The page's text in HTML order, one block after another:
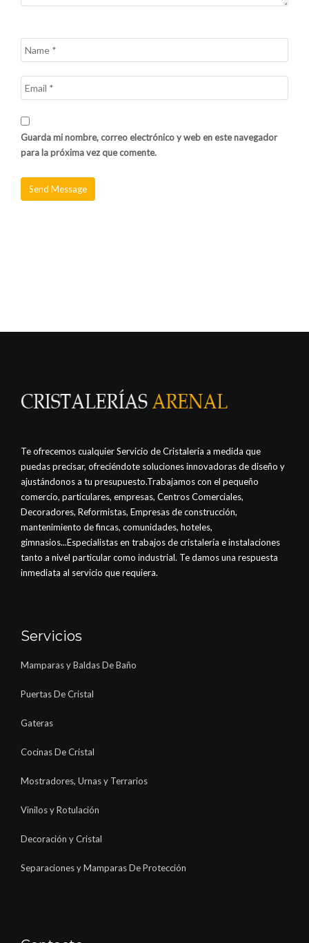
Guarda mi nombre, correo electrónico y web en este navegador
para la próxima vez que comente.
Te ofrecemos cualquier Servicio de Cristalería a medida que
puedas precisar, ofreciéndote soluciones innovadoras de diseño y
ajustándonos a tu presupuesto.Trabajamos con el pequeño
comercio, particulares, empresas, Centros Comerciales,
Decoradores, Reformistas, Empresas de construcción,
mantenimiento de fincas, comunidades, hoteles,
gimnasios...Especialistas en trabajos de cristalería e instalaciones
tanto a nivel particular como industrial. Te damos una respuesta
inmediata al servicio que requiera.
Servicios
Mamparas y Baldas De Baño
Puertas De Cristal
Gateras
Cocinas De Cristal
Mostradores, Urnas y Terrarios
Vinilos y Rotulación
Decoración y Cristal
Separaciones y Mamparas De Protección